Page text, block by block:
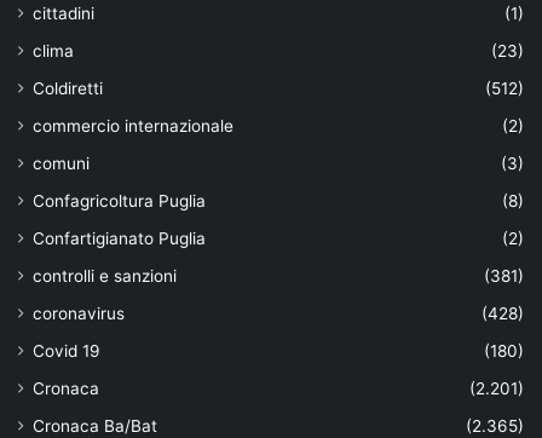
cittadini
(1)
clima
(23)
Coldiretti
(512)
commercio internazionale
(2)
comuni
(3)
Confagricoltura Puglia
(8)
Confartigianato Puglia
(2)
controlli e sanzioni
(381)
coronavirus
(428)
Covid 19
(180)
Cronaca
(2.201)
Cronaca Ba/Bat
(2.365)